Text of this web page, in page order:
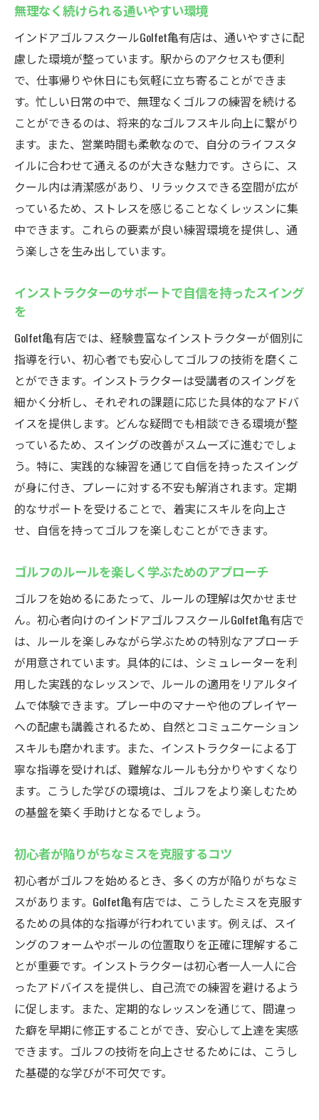
何度でも通えるから上達が早い！
プラン選びで自分に合ったゴルフスタイル
を見つける
利用者の声から見るプランの実際の効果
コストパフォーマンス抜群のレッスンプラ
ン
仕事帰りに立ち寄れる！アクセス抜群のGolfet亀
有店でゴルフを楽しむ
駅から徒歩数分だから時間を有効活用
夜でも安心して通える照明設備
仕事終わりのリフレッシュに最適なインド
アクセス重視のゴルフライフを提案
通勤途中でも立ち寄りやすいゴルフスクー
無料レンタルで手ぶらで通えるインドアゴルフ
スクールの魅力
手軽に始められるゴルフの楽しみ方
初期費用を抑えるための賢い選択
必要な道具は全てレンタル可能！手ぶら通
学のすすめ
初心者でも安心して始められる理由
品
レンタル利用者の声から見る便利さと安心
感
個別指導でスキルアップ！Golfet亀有店で自分の
ペースで上達
スキルレベルに合わせたカスタマイズ指導
自分のペースで学べる安心感と効率性
インストラクターとの信頼関係が上達の鍵
短期間での成果を実感！個別指導の魅力
自分に合ったレッスンスケジュールの立て
ゴルフ初心者も大歓迎！Golfet亀有店で新しいゴ
ルフライフを始めよう
初心者歓迎！初めてのゴルフ体験をサポー
ト
ゴルフコミュニティで新しい仲間を作る
楽しみながら学ぶゴルフの始め方
ゴルフルールを基礎から丁寧にレクチャー
初心者に優しいレッスン環境の整備
新しい趣味としてのゴルフライフを始める
方法
無理なく続けられる通いやすい環境
インドアゴルフスクールGolfet亀有店は、通いやすさに配
慮した環境が整っています。駅からのアクセスも便利
で、仕事帰りや休日にも気軽に立ち寄ることができま
す。忙しい日常の中で、無理なくゴルフの練習を続ける
ことができるのは、将来的なゴルフスキル向上に繋がり
ます。また、営業時間も柔軟なので、自分のライフスタ
イルに合わせて通えるのが大きな魅力です。さらに、ス
クール内は清潔感があり、リラックスできる空間が広が
っているため、ストレスを感じることなくレッスンに集
中できます。これらの要素が良い練習環境を提供し、通
う楽しさを生み出しています。
インストラクターのサポートで自信を持ったスイング
を
Golfet亀有店では、経験豊富なインストラクターが個別に
指導を行い、初心者でも安心してゴルフの技術を磨くこ
とができます。インストラクターは受講者のスイングを
細かく分析し、それぞれの課題に応じた具体的なアドバ
イスを提供します。どんな疑問でも相談できる環境が整
っているため、スイングの改善がスムーズに進むでしょ
う。特に、実践的な練習を通じて自信を持ったスイング
が身に付き、プレーに対する不安も解消されます。定期
的なサポートを受けることで、着実にスキルを向上さ
せ、自信を持ってゴルフを楽しむことができます。
ゴルフのルールを楽しく学ぶためのアプローチ
ゴルフを始めるにあたって、ルールの理解は欠かせませ
ん。初心者向けのインドアゴルフスクールGolfet亀有店で
は、ルールを楽しみながら学ぶための特別なアプローチ
が用意されています。具体的には、シミュレーターを利
用した実践的なレッスンで、ルールの適用をリアルタイ
ムで体験できます。プレー中のマナーや他のプレイヤー
への配慮も講義されるため、自然とコミュニケーション
スキルも磨かれます。また、インストラクターによる丁
寧な指導を受ければ、難解なルールも分かりやすくなり
ます。こうした学びの環境は、ゴルフをより楽しむため
の基盤を築く手助けとなるでしょう。
初心者が陥りがちなミスを克服するコツ
初心者がゴルフを始めるとき、多くの方が陥りがちなミ
スがあります。Golfet亀有店では、こうしたミスを克服す
るための具体的な指導が行われています。例えば、スイ
ングのフォームやボールの位置取りを正確に理解するこ
とが重要です。インストラクターは初心者一人一人に合
ったアドバイスを提供し、自己流での練習を避けるよう
に促します。また、定期的なレッスンを通じて、間違っ
た癖を早期に修正することができ、安心して上達を実感
できます。ゴルフの技術を向上させるためには、こうし
た基礎的な学びが不可欠です。